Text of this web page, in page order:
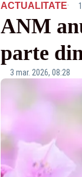
ACTUALITATE·
ANM
parte
3 mar. 2026, 08:28